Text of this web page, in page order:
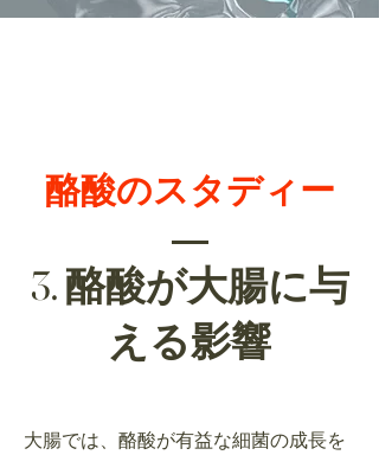
​酪酸のスタディー
3. 酪酸が大腸に与
える影響
大腸では、酪酸が有益な細菌の成長を